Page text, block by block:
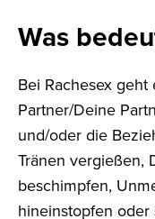
Was
Bei Rachesex
Partner/Deine
und/oder die
Tränen vergießen,
beschimpfen,
hineinstopfen